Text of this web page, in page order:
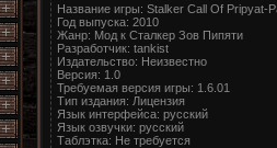
Название игры: Stalker Call Of Pripyat-
Год выпуска: 2010
Жанр: Мод к Сталкер Зов Пипяти
Разработчик: tankist
Издательство: Неизвестно
Версия: 1.0
Требуемая версия игры: 1.6.01
Тип издания: Лицензия
Язык интерфейса: русский
Язык озвучки: русский
Таблэтка: Не требуется